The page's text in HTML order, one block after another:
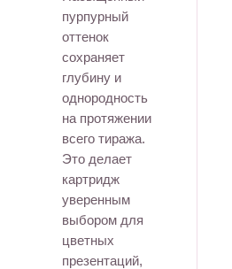
пурпурный
оттенок
сохраняет
глубину и
однородность
на протяжении
всего тиража.
Это делает
картридж
уверенным
выбором для
цветных
презентаций,